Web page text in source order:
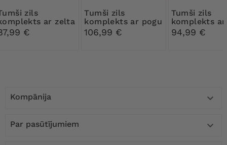
ar zelta
izgriezumu
€
Tumši zils
komplekts ar pogu
106,99 €
Tumši zils
komplekts ar
mežģīnēm
94,99 €
Kompānija 
Par pasūtījumiem 